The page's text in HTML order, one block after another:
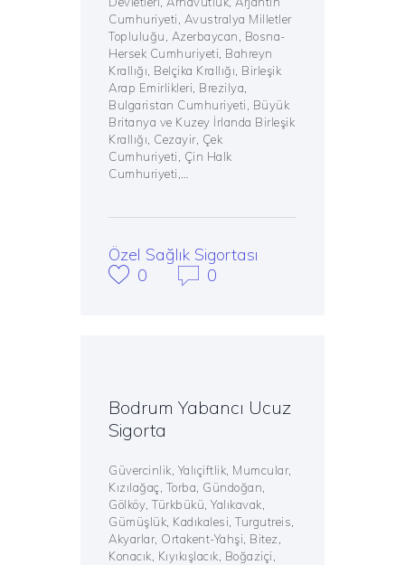
Cumhuriyeti, Avustralya Milletler
Topluluğu, Azerbaycan, Bosna-
Hersek Cumhuriyeti, Bahreyn
Krallığı, Belçika Krallığı, Birleşik
Arap Emirlikleri, Brezilya,
Bulgaristan Cumhuriyeti, Büyük
Britanya ve Kuzey İrlanda Birleşik
Krallığı, Cezayir, Çek
Cumhuriyeti, Çin Halk
Cumhuriyeti,…
Özel Sağlık Sigortası
0
0
Bodrum Yabancı Ucuz
Sigorta
Güvercinlik, Yalıçiftlik, Mumcular,
Kızılağaç, Torba, Gündoğan,
Gölköy, Türkbükü, Yalıkavak,
Gümüşlük, Kadıkalesi, Turgutreis,
Akyarlar, Ortakent-Yahşi, Bitez,
Konacık, Kıyıkışlacık, Boğaziçi,